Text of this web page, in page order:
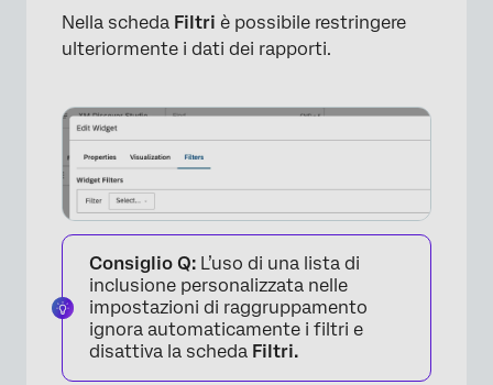
Nella scheda Filtri è possibile restringere
ulteriormente i dati dei rapporti.
Consiglio Q: L’uso di una lista di
inclusione personalizzata nelle
impostazioni di raggruppamento
ignora automaticamente i filtri e
disattiva la scheda Filtri.